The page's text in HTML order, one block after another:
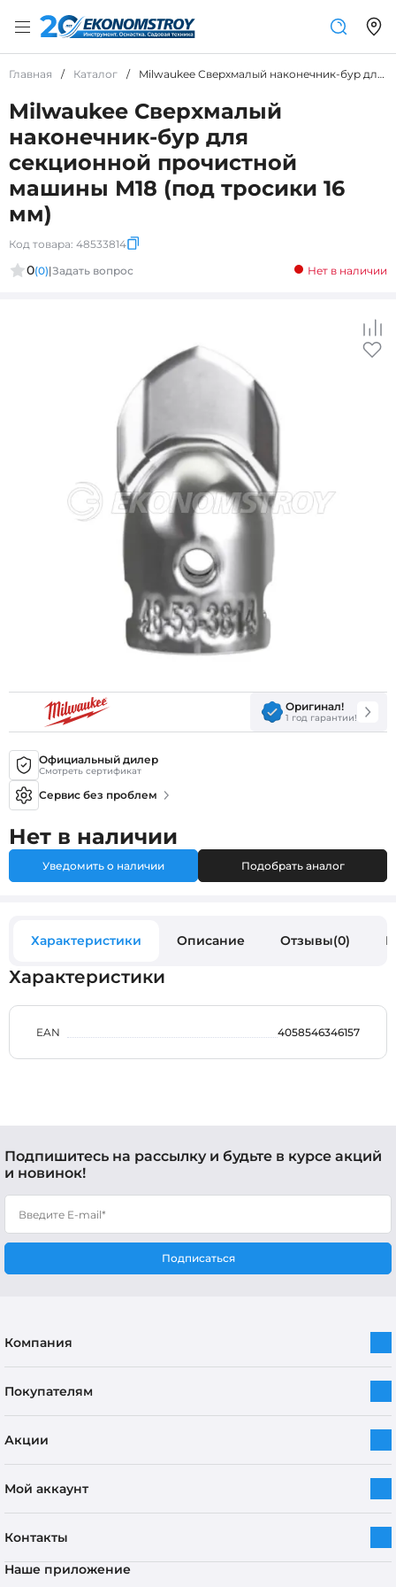
Главная / Каталог / Milwaukee Сверхмалый наконечник-бур для секционной прочистной машины М18 (под тросики 16 мм)
Milwaukee Сверхмалый
наконечник-бур для
секционной прочистной
машины М18 (под тросики 16
мм)
Код товара: 48533814
0(0)|Задать вопрос Нет в наличии
Оригинал!
1 год гарантии!
Официальный дилер
Смотреть сертификат
Сервис без проблем
Нет в наличии
Уведомить о наличии Подобрать аналог
Характеристики Описание Отзывы(0)
Характеристики
EAN 4058546346157
Подпишитесь на рассылку и будьте в курсе акций
и новинок!
Подписаться
Компания
Покупателям
Акции
Мой аккаунт
Контакты
Наше приложение